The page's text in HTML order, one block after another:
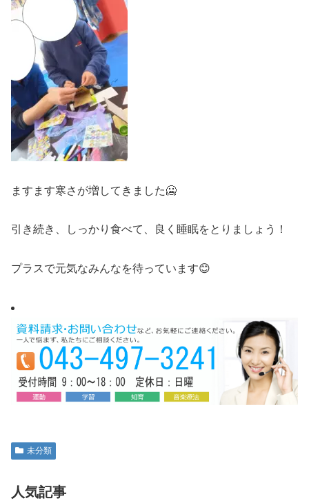
ますます寒さが増してきました🥶
引き続き、しっかり食べて、良く睡眠をとりましょう！
プラスで元気なみんなを待っています😊
未分類
人気記事